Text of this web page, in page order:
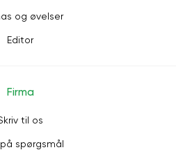
og øvelser
Editor
Firma
til os
spørgsmål